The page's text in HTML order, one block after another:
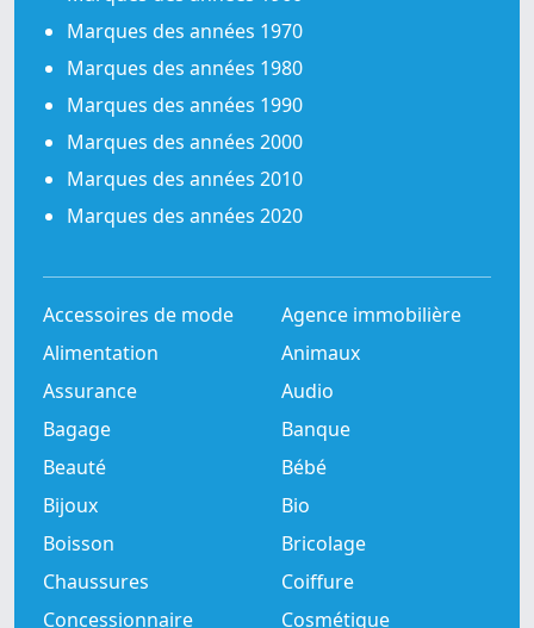
Marques des années 1970
Marques des années 1980
Marques des années 1990
Marques des années 2000
Marques des années 2010
Marques des années 2020
Accessoires de mode
Agence immobilière
Alimentation
Animaux
Assurance
Audio
Bagage
Banque
Beauté
Bébé
Bijoux
Bio
Boisson
Bricolage
Chaussures
Coiffure
Concessionnaire
Cosmétique